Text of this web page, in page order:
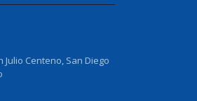
Julio Centeno, San Diego